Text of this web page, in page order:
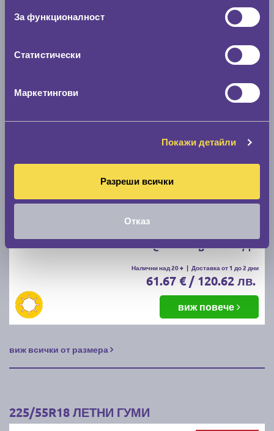
За функционалност
Статистически
Маркетингови
Покажи детайли
Разреши всички
Отказ
71
68.00 € / 133.00 лв.
C B 71
Налични над 20 + | Доставка от 1 до 2 дни
61.67 € / 120.62 лв.
виж повече
виж всички от размера
225/55R18 ЛЕТНИ ГУМИ